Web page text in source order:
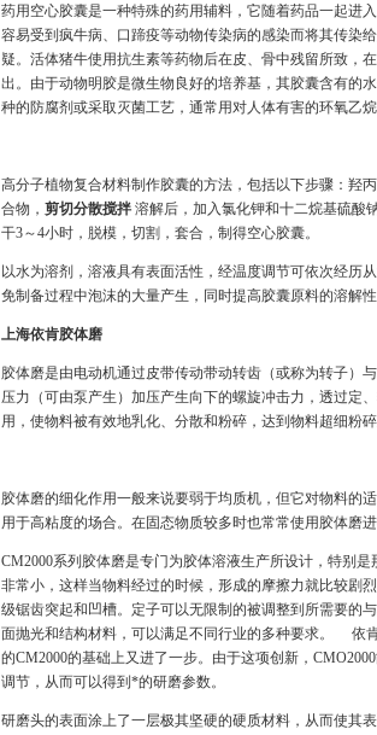
药用空心胶囊是一种特殊的药用辅料，它随着药品一起进
容易受到疯牛病、口蹄疫等动物传染病的感染而将其传染
疑。活体猪牛使用抗生素等药物后在皮、骨中残留所致，
出。由于动物明胶是微生物良好的培养基，其胶囊含有的
种的防腐剂或采取灭菌工艺，通常用对人体有害的环氧乙
高分子植物复合材料制作胶囊的方法，包括以下步骤：羟
合物， 剪切分散搅拌 溶解后，加入氯化钾和十二烷基硫酸
干3～4小时，脱模，切割，套合，制得空心胶囊。
以水为溶剂，溶液具有表面活性，经温度调节可依次经历
免制备过程中泡沫的大量产生，同时提高胶囊原料的溶解
上海依肯胶体磨
胶体磨是由电动机通过皮带传动带动转齿（或称为转子）
压力（可由泵产生）加压产生向下的螺旋冲击力，透过定
用，使物料被有效地乳化、分散和粉碎，达到物料超细粉碎
胶体磨的细化作用一般来说要弱于均质机，但它对物料的
用于高粘度的场合。在固态物质较多时也常常使用胶体磨进
CM2000系列胶体磨是专门为胶体溶液生产所设计，特别
非常小，这样当物料经过的时候，形成的摩擦力就比较剧
级锯齿突起和凹槽。定子可以无限制的被调整到所需要的
面抛光和结构材料，可以满足不同行业的多种要求。 依
的CM2000的基础上又进了一步。由于这项创新，
调节，从而可以得到*的研磨参数。
研磨头的表面涂上了一层极其坚硬的硬质材料，从而使其